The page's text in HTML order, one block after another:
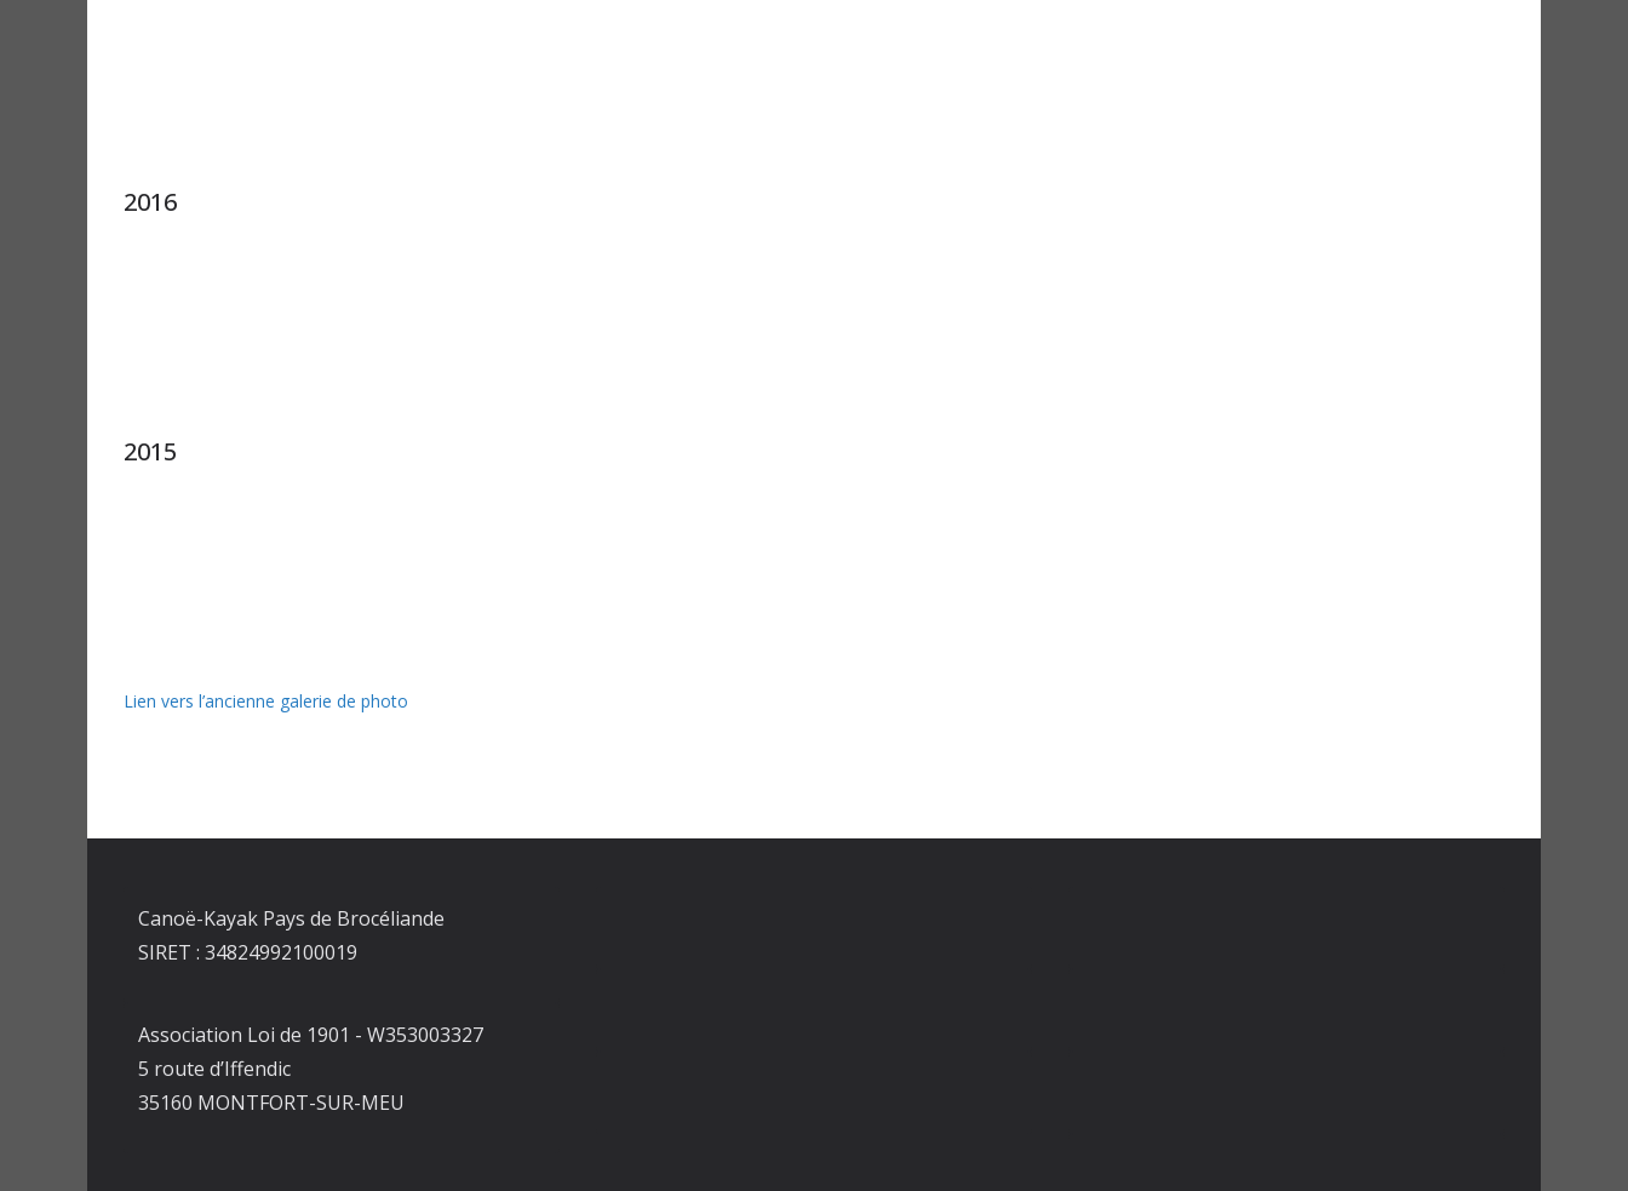
2016
2015
Lien vers l’ancienne galerie de photo
Canoë-Kayak Pays de Brocéliande
SIRET : 34824992100019
Association Loi de 1901 - W353003327
5 route d’Iffendic
35160 MONTFORT-SUR-MEU